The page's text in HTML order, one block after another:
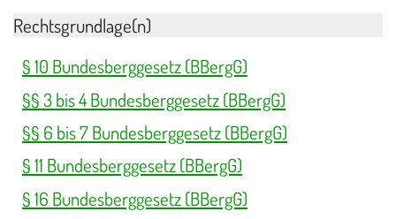
Rechtsgrundlage(n)
§ 10 Bundesberggesetz (BBergG)
§§ 3 bis 4 Bundesberggesetz (BBergG)
§§ 6 bis 7 Bundesberggesetz (BBergG)
§ 11 Bundesberggesetz (BBergG)
§ 16 Bundesberggesetz (BBergG)